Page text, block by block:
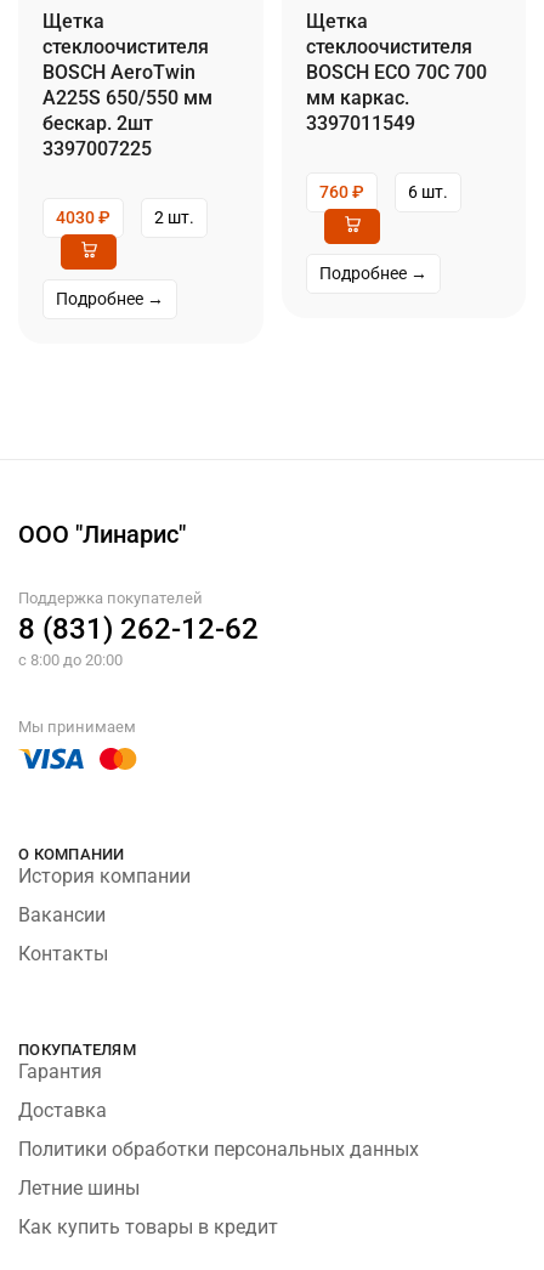
Щетка
стеклоочистителя
BOSCH AeroTwin
A225S 650/550 мм
бескар. 2шт
3397007225
4030₽ 2 шт.
Подробнее →
Щетка
стеклоочистителя
BOSCH ECO 70C 700
мм каркас.
3397011549
760₽ 6 шт.
Подробнее →
ООО "Линарис"
Поддержка покупателей
8 (831) 262-12-62
с 8:00 до 20:00
Мы принимаем
О КОМПАНИИ
История компании
Вакансии
Контакты
ПОКУПАТЕЛЯМ
Гарантия
Доставка
Политики обработки персональных данных
Летние шины
Как купить товары в кредит